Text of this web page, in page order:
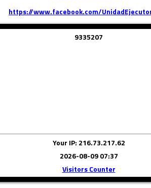
https://www.facebook.com/
9335207
Your IP: 216.73.217.62
2026-08-09 07:37
Visitors Counter